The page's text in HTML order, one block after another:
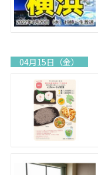
04月15日（金）